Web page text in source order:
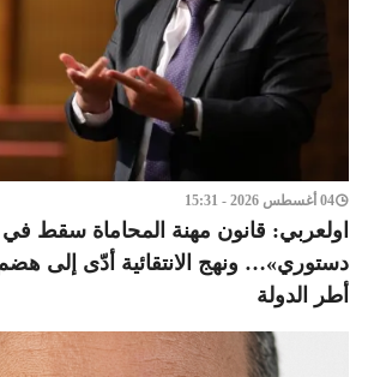
04 أغسطس 2026 - 15:31
اولعربي: قانون مهنة المحاماة سقط في
دستوري»… ونهج الانتقائية أدّى إلى
أطر الدولة